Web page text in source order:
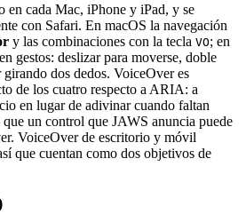
en cada Mac, iPhone y iPad, y se
con Safari. En macOS la navegación
y las combinaciones con la tecla VO; en
gestos: deslizar para moverse, doble
dos dedos. VoiceOver es
de los cuatro respecto a ARIA: a
en lugar de adivinar cuando faltan
un control que JAWS anuncia puede
VoiceOver de escritorio y móvil
que cuentan como dos objetivos de